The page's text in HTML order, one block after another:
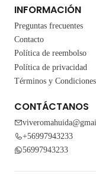
INFORMACIÓN
Preguntas frecuentes
Contacto
Política de reembolso
Política de privacidad
Términos y Condiciones
CONTÁCTANOS
+56997943233
56997943233